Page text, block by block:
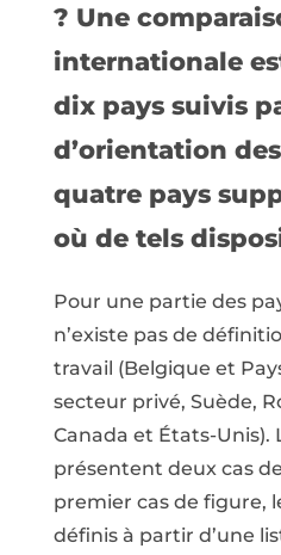
? Une
internationale
dix pays suivis
d’orientation
quatre pays
où de tels
Pour une partie des
n’existe pas de
travail (Belgique et
secteur privé, Suède,
Canada et États-Unis).
présentent deux cas
premier cas de figure,
définis à partir d’une